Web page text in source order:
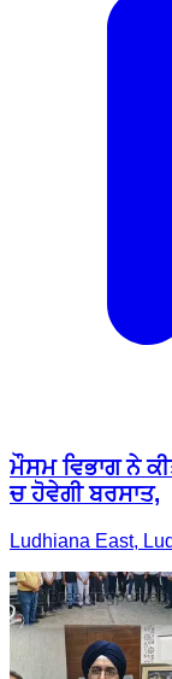
ਮੌਸਮ ਵਿਭਾਗ ਨੇ
ਚ ਹੋਵੇਗੀ ਬਰਸਾਤ,
Ludhiana East,